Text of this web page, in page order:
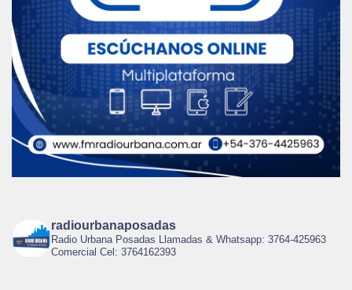
radiourbanaposadas
Radio Urbana Posadas Llamadas & Whatsapp: 3764-425963
Comercial Cel: 3764162393